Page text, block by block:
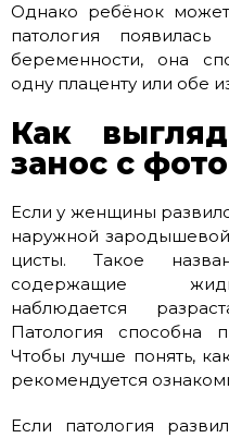
Однако ребёнок
патология
беременности, она
одну плаценту или обе
Как
занос с фото
Если у женщины
наружной
цисты. Такое
содержащие
наблюдается
Патология способна
Чтобы лучше понять,
рекомендуется
Если патология